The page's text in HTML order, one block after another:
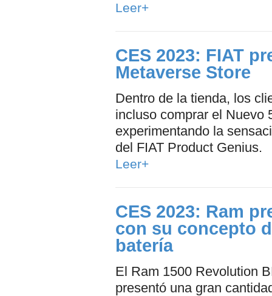
Leer+
CES 2023: FIAT
Metaverse Store
Dentro de la tienda, los
incluso comprar el Nuevo
experimentando la
del FIAT Product Genius.
Leer+
CES 2023: Ram
con su concepto
batería
El Ram 1500 Revolution
presentó una gran